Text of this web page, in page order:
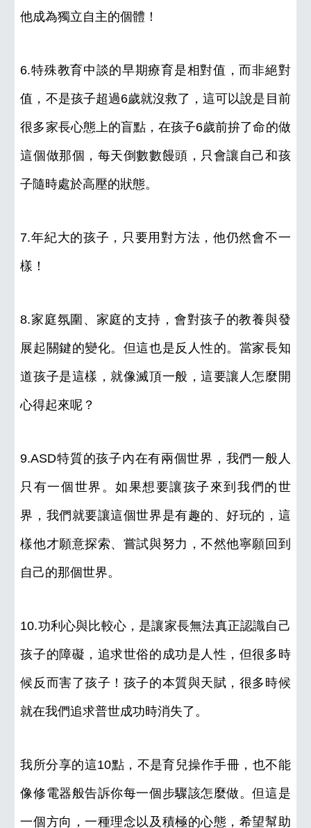
他成為獨立自主的個體！
6.特殊教育中談的早期療育是相對值，而非絕對
值，不是孩子超過6歲就沒救了，這可以說是目前
很多家長心態上的盲點，在孩子6歲前拚了命的做
這個做那個，每天倒數數饅頭，只會讓自己和孩
子隨時處於高壓的狀態。
7.年紀大的孩子，只要用對方法，他仍然會不一
樣！
8.家庭氛圍、家庭的支持，會對孩子的教養與發
展起關鍵的變化。但這也是反人性的。當家長知
道孩子是這樣，就像滅頂一般，這要讓人怎麼開
心得起來呢？
9.ASD特質的孩子內在有兩個世界，我們一般人
只有一個世界。如果想要讓孩子來到我們的世
界，我們就要讓這個世界是有趣的、好玩的，這
樣他才願意探索、嘗試與努力，不然他寧願回到
自己的那個世界。
10.功利心與比較心，是讓家長無法真正認識自己
孩子的障礙，追求世俗的成功是人性，但很多時
候反而害了孩子！孩子的本質與天賦，很多時候
就在我們追求普世成功時消失了。
我所分享的這10點，不是育兒操作手冊，也不能
像修電器般告訴你每一個步驟該怎麼做。但這是
一個方向，一種理念以及積極的心態，希望幫助